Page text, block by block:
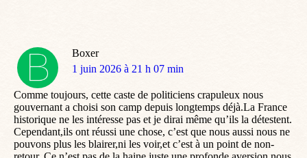
Boxer
dit
1 juin 2026 à 21 h 07 min
Comme toujours, cette caste de politiciens crapuleux nous
gouvernant a choisi son camp depuis longtemps déjà.La France
historique ne les intéresse pas et je dirai même qu’ils la détestent.
Cependant,ils ont réussi une chose, c’est que nous aussi nous ne
pouvons plus les blairer,ni les voir,et c’est à un point de non-